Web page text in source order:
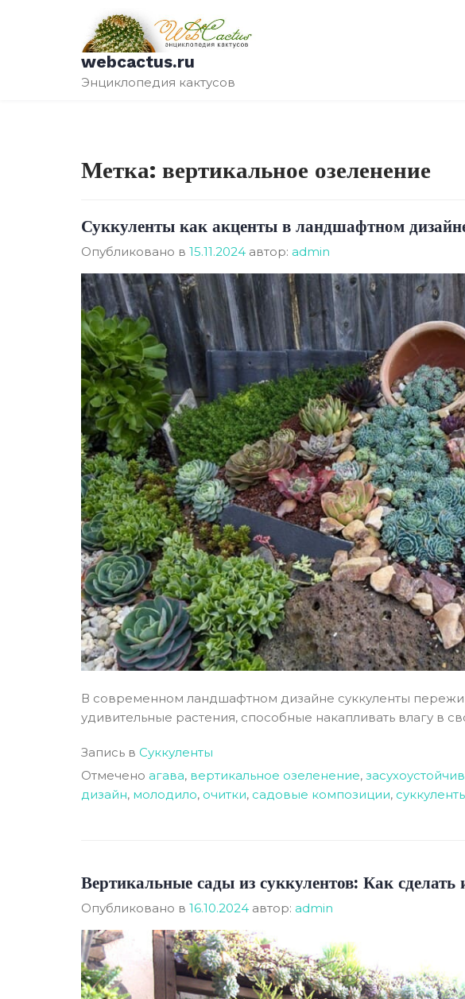
содержимому
webcactus.ru
Энциклопедия кактусов
Метка: вертикальное озеленение
Суккуленты как акценты в ландшафтном
Опубликовано в 15.11.2024 автор: admin
В современном ландшафтном дизайне суккуленты
удивительные растения, способные накапливать влагу в
Запись в Суккуленты
Отмечено агава, вертикальное озеленение,
дизайн, молодило, очитки, садовые композиции,
Вертикальные сады из суккулентов: Как сделать
Опубликовано в 16.10.2024 автор: admin